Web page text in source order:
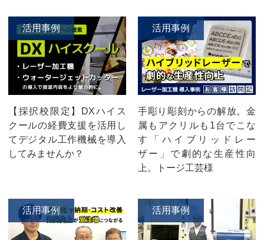
活用事例
【採択校限定】DXハイス
クールの経費支援を活用し
てデジタル工作機械を導入
してみませんか？
活用事例
手彫り彫刻からの解放。金
属もアクリルも1台でこな
す「ハイブリッドレー
ザー」で劇的な生産性向
上。トージ工芸様
活用事例 活用事例